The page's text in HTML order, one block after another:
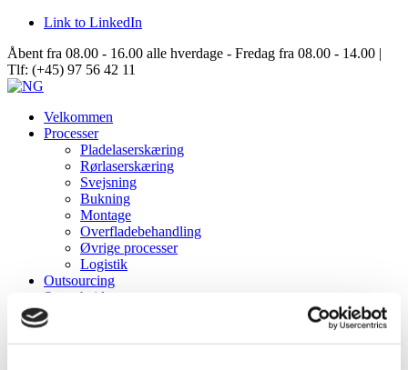
Link to LinkedIn
Åbent fra 08.00 - 16.00 alle hverdage - Fredag fra 08.00 - 14.00 |
Tlf: (+45) 97 56 42 11
Velkommen
Processer
Pladelaserskæring
Rørlaserskæring
Svejsning
Bukning
Montage
Overfladebehandling
Øvrige processer
Logistik
Outsourcing
Samarbejde
Data Center Solutions
Aisle Containment